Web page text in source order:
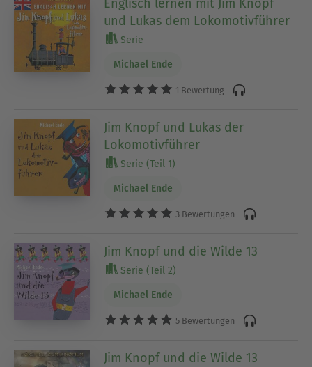
Englisch lernen mit Jim Knopf
und Lukas dem Lokomotivführer
Serie
Michael Ende
1 Bewertung
Jim Knopf und Lukas der
Lokomotivführer
Serie (Teil 1)
Michael Ende
3 Bewertungen
Jim Knopf und die Wilde 13
Serie (Teil 2)
Michael Ende
5 Bewertungen
Jim Knopf und die Wilde 13